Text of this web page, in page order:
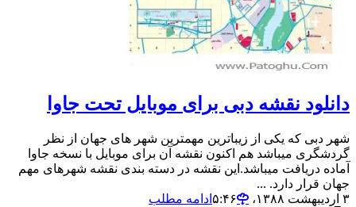
دانلود نقشه دبی برای موبایل تحت جاوا
شهر دبی که یکی از زیباترین مهمترین شهر های جهان از نظر
گردشگری میباشد هم اکنون نقشه آن برای موبایل با نسخه جاوا
آماده دریافت میباشد.این نقشه در دسته بندی نقشه شهرهای مهم
جهان قرار دارد. ...
۳ اردیبهشت ۱۳۸۸،‏ ۵:۴۶
ادامه مطلب